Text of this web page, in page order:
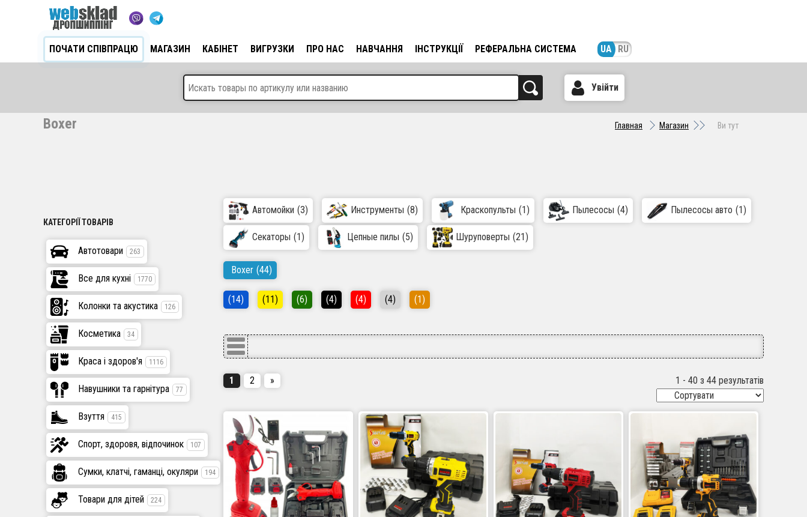
ПОЧАТИ СПІВПРАЦЮ МАГАЗИН КАБІНЕТ ВИГРУЗКИ ПРО НАС НАВЧАННЯ ІНСТРУКЦІЇ РЕФЕРАЛЬНА СИСТЕМА UA RU
Увійти
Boxer Главная Магазин Ви тут
Автомойки (3) Инструменты (8) Краскопульты (1) Пылесосы (4) Пылесосы авто (1)
Секаторы (1) Цепные пилы (5) Шуруповерты (21)
Boxer (44)
(14) (11) (6) (4) (4) (4) (1)
1 2 » 1 - 40 з 44 результатів
КАТЕГОРІЇ ТОВАРІВ
Автотовари 263
Все для кухні 1770
Колонки та акустика 126
Косметика 34
Краса і здоров'я 1116
Навушники та гарнітура 77
Взуття 415
Спорт, здоровя, відпочинок 107
Сумки, клатчі, гаманці, окуляри 194
Товари для дітей 224